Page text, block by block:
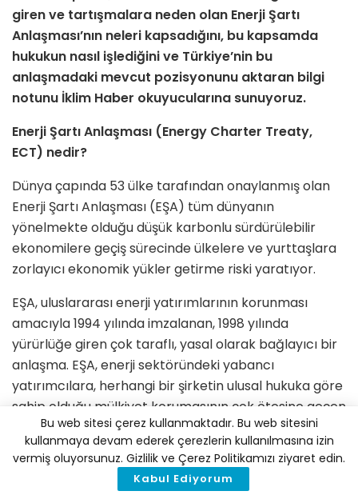
giren ve tartışmalara neden olan Enerji Şartı
Anlaşması’nın neleri kapsadığını, bu kapsamda
hukukun nasıl işlediğini ve Türkiye’nin bu
anlaşmadaki mevcut pozisyonunu aktaran bilgi
notunu İklim Haber okuyucularına sunuyoruz.
Enerji Şartı Anlaşması (Energy Charter Treaty,
ECT) nedir?
Dünya çapında 53 ülke tarafından onaylanmış olan
Enerji Şartı Anlaşması (EŞA) tüm dünyanın
yönelmekte olduğu düşük karbonlu sürdürülebilir
ekonomilere geçiş sürecinde ülkelere ve yurttaşlara
zorlayıcı ekonomik yükler getirme riski yaratıyor.
EŞA, uluslararası enerji yatırımlarının korunması
amacıyla 1994 yılında imzalanan, 1998 yılında
yürürlüğe giren çok taraflı, yasal olarak bağlayıcı bir
anlaşma. EŞA, enerji sektöründeki yabancı
yatırımcılara, herhangi bir şirketin ulusal hukuka göre
sahip olduğu mülkiyet korumasının çok ötesine geçen
kapsamlı bir koruma sağlıyor.
EŞA Neleri Kapsıyor?
Çıkarılmasından tüketilmesine tüm madenler, petrol
Bu web sitesi çerez kullanmaktadır. Bu web sitesini
kullanmaya devam ederek çerezlerin kullanılmasına izin
vermiş oluyorsunuz. Gizlilik ve Çerez Politikamızı ziyaret edin.
Kabul Ediyorum